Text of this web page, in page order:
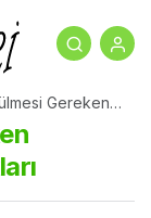
Gereken
Durakları
0